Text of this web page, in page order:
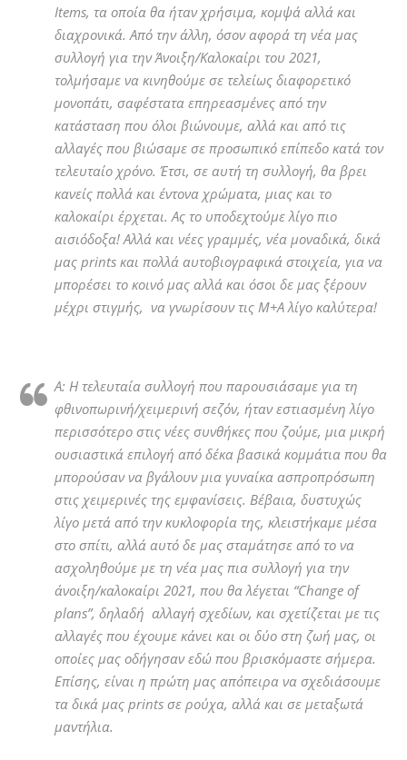
Items, τα οποία θα ήταν χρήσιμα, κομψά αλλά και
διαχρονικά. Από την άλλη, όσον αφορά τη νέα μας
συλλογή για την Άνοιξη/Καλοκαίρι του 2021,
τολμήσαμε να κινηθούμε σε τελείως διαφορετικό
μονοπάτι, σαφέστατα επηρεασμένες από την
κατάσταση που όλοι βιώνουμε, αλλά και από τις
αλλαγές που βιώσαμε σε προσωπικό επίπεδο κατά τον
τελευταίο χρόνο. Έτσι, σε αυτή τη συλλογή, θα βρει
κανείς πολλά και έντονα χρώματα, μιας και το
καλοκαίρι έρχεται. Ας το υποδεχτούμε λίγο πιο
αισιόδοξα! Αλλά και νέες γραμμές, νέα μοναδικά, δικά
μας prints και πολλά αυτοβιογραφικά στοιχεία, για να
μπορέσει το κοινό μας αλλά και όσοι δε μας ξέρουν
μέχρι στιγμής, να γνωρίσουν τις M+A λίγο καλύτερα!
Α: Η τελευταία συλλογή που παρουσιάσαμε για τη
φθινοπωρινή/χειμερινή σεζόν, ήταν εστιασμένη λίγο
περισσότερο στις νέες συνθήκες που ζούμε, μια μικρή
ουσιαστικά επιλογή από δέκα βασικά κομμάτια που θα
μπορούσαν να βγάλουν μια γυναίκα ασπροπρόσωπη
στις χειμερινές της εμφανίσεις. Βέβαια, δυστυχώς
λίγο μετά από την κυκλοφορία της, κλειστήκαμε μέσα
στο σπίτι, αλλά αυτό δε μας σταμάτησε από το να
ασχοληθούμε με τη νέα μας πια συλλογή για την
άνοιξη/καλοκαίρι 2021, που θα λέγεται “Change of
plans”, δηλαδή αλλαγή σχεδίων, και σχετίζεται με τις
αλλαγές που έχουμε κάνει και οι δύο στη ζωή μας, οι
οποίες μας οδήγησαν εδώ που βρισκόμαστε σήμερα.
Επίσης, είναι η πρώτη μας απόπειρα να σχεδιάσουμε
τα δικά μας prints σε ρούχα, αλλά και σε μεταξωτά
μαντήλια.